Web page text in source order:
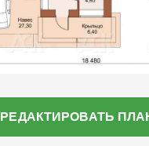
РЕДАКТИРОВАТЬ